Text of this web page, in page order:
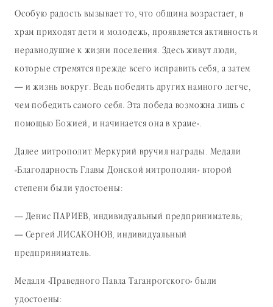
Особую радость вызывает то, что община возрастает, в
храм приходят дети и молодежь, проявляется активность и
неравнодушие к жизни поселения. Здесь живут люди,
которые стремятся прежде всего исправить себя, а затем
— и жизнь вокруг. Ведь победить других намного легче,
чем победить самого себя. Эта победа возможна лишь с
помощью Божией, и начинается она в храме».
Далее митрополит Меркурий вручил награды. Медали
«Благодарность Главы Донской митрополии» второй
степени были удостоены:
— Денис ПАРИЕВ, индивидуальный предприниматель;
— Сергей ЛИСАКОНОВ, индивидуальный
предприниматель.
Медали «Праведного Павла Таганрогского» были
удостоены: